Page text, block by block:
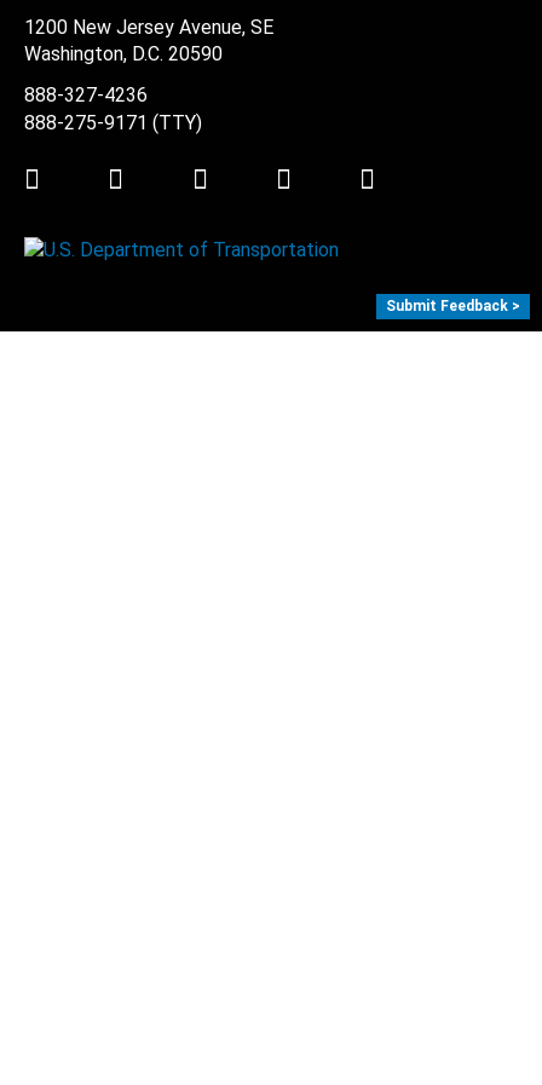
1200 New Jersey Avenue, SE
Washington, D.C. 20590
888-327-4236
888-275-9171 (TTY)
Twitter LinkedInFacebookYoutube
Submit Feedback >